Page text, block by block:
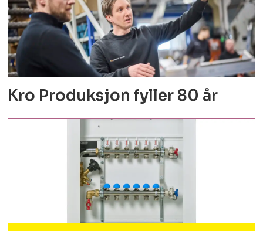
Kro Produksjon fyller 80 år